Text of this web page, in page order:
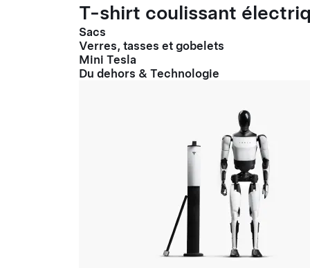
T-shirt coulissant
Sacs
Verres, tasses et gobelets
Mini Tesla
Du dehors & Technologie